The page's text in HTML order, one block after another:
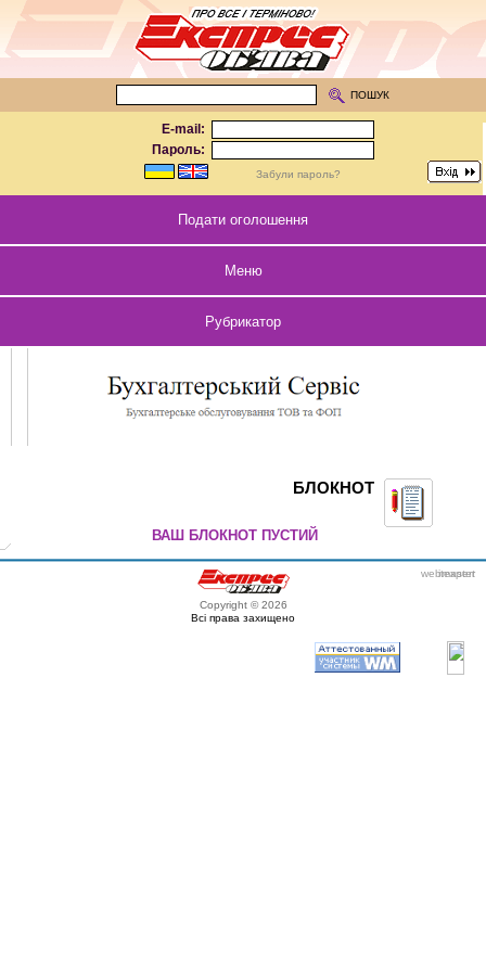
E-mail:
Пароль:
Забули пароль?
ПОШУК
Подати оголошення
Меню
Рубрикатор
БЛОКНОТ
ВАШ БЛОКНОТ ПУСТИЙ
Copyright © 2026
Всі права захищено
webmaster
itexpert